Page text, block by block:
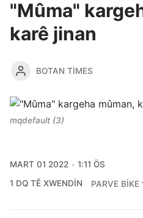
"Mûma"
karê jinan
BOTAN TIMES
mqdefault (3)
MART 01 2022
1:11 ÖS
1 DQ TÊ XWENDIN
PARVE BIKE